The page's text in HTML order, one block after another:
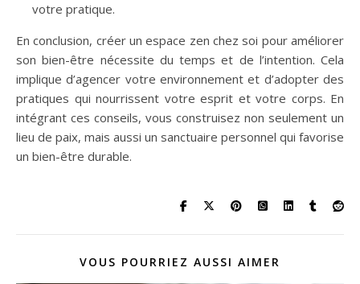
votre pratique.
En conclusion, créer un espace zen chez soi pour améliorer
son bien-être nécessite du temps et de l’intention. Cela
implique d’agencer votre environnement et d’adopter des
pratiques qui nourrissent votre esprit et votre corps. En
intégrant ces conseils, vous construisez non seulement un
lieu de paix, mais aussi un sanctuaire personnel qui favorise
un bien-être durable.
VOUS POURRIEZ AUSSI AIMER